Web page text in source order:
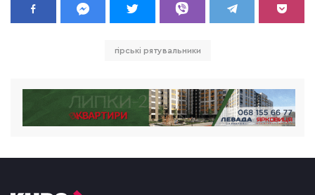
гірські рятувальники